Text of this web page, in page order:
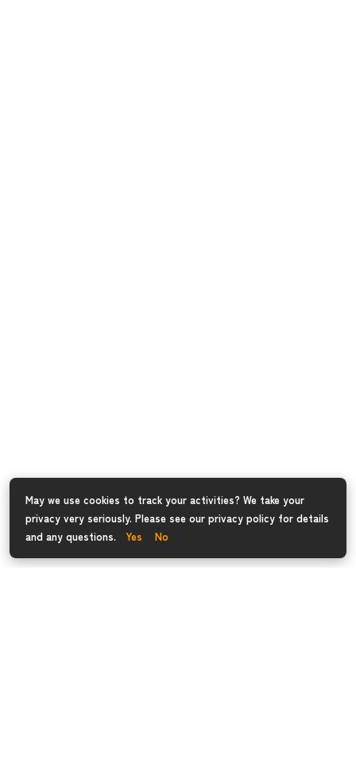
May we use cookies to track your activities? We take your
privacy very seriously. Please see our privacy policy for details
and any questions.
Yes No